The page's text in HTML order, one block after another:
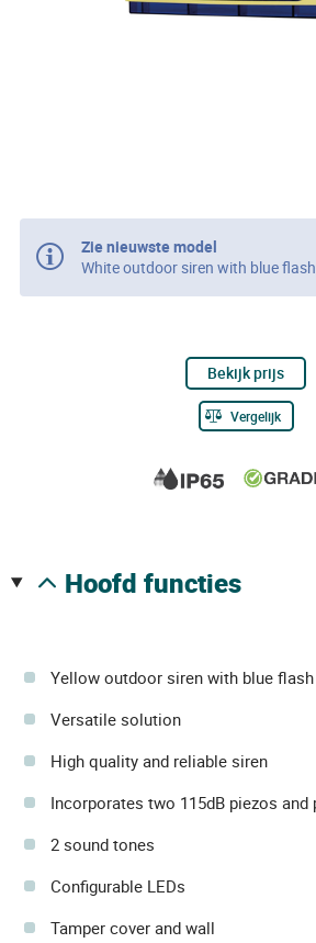
Zie nieuwste model
White outdoor siren with blue
Bekijk prijs
Vergelijk
hoofd functies
Yellow outdoor siren with blue flash
Versatile solution
High quality and reliable siren
Incorporates two 115dB piezos and
2 sound tones
Configurable LEDs
Tamper cover and wall